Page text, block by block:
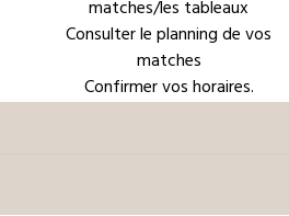
matches/les tableaux
Consulter le planning de vos
matches
Confirmer vos horaires.